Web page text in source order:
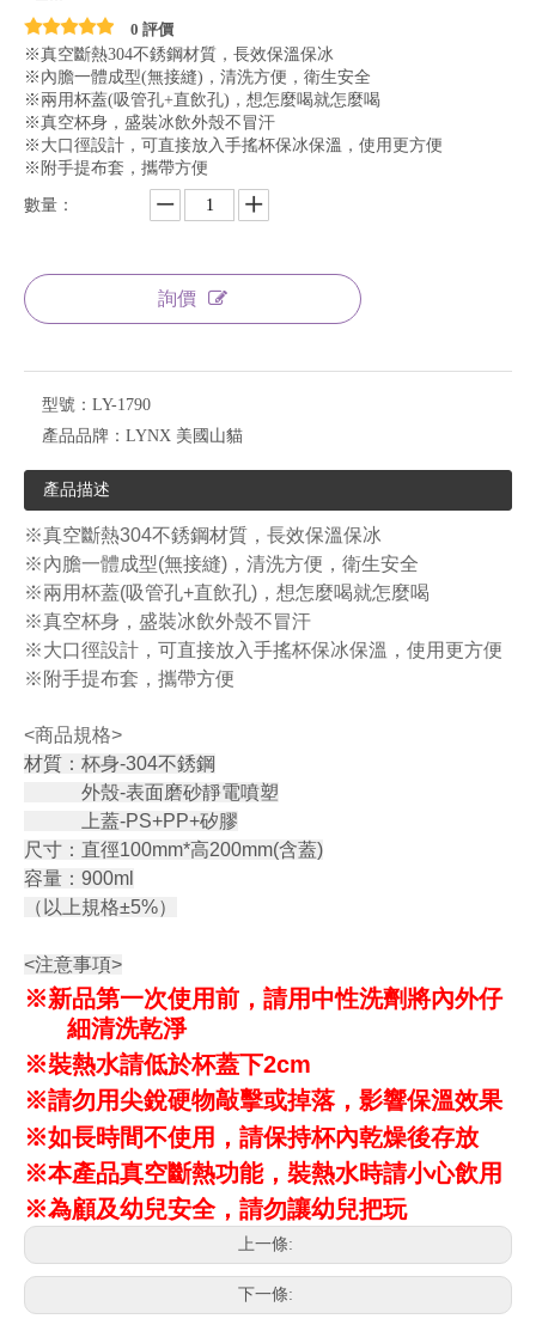
0 評價
※真空斷熱304不銹鋼材質，長效保溫保冰
※內膽一體成型(無接縫)，清洗方便，衛生安全
※兩用杯蓋(吸管孔+直飲孔)，想怎麼喝就怎麼喝
※真空杯身，盛裝冰飲外殼不冒汗
※大口徑設計，可直接放入手搖杯保冰保溫，使用更方便
※附手提布套，攜帶方便
數量：
詢價
型號： LY-1790
產品品牌： LYNX 美國山貓
產品描述
※真空斷熱304不銹鋼材質，長效保溫保冰
※內膽一體成型(無接縫)，清洗方便，衛生安全
※兩用杯蓋(吸管孔+直飲孔)，想怎麼喝就怎麼喝
※真空杯身，盛裝冰飲外殼不冒汗
※大口徑設計，可直接放入手搖杯保冰保溫，使用更方便
※附手提布套，攜帶方便
<商品規格>
材質：杯身-304不銹鋼
外殼-表面磨砂靜電噴塑
上蓋-PS+PP+矽膠
尺寸：直徑100mm*高200mm(含蓋)
容量：900ml
（以上規格±5%）
<注意事項>
※新品第一次使用前，請用中性洗劑將內外仔
細清洗乾淨
※裝熱水請低於杯蓋下2cm
※請勿用尖銳硬物敲擊或掉落，影響保溫效果
※如長時間不使用，請保持杯內乾燥後存放
※本產品真空斷熱功能，裝熱水時請小心飲用
※為顧及幼兒安全，請勿讓幼兒把玩
上一條:
下一條: